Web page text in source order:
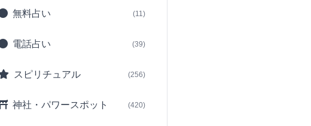
無料占い (11)
電話占い (39)
スピリチュアル (256)
神社・パワースポット (420)